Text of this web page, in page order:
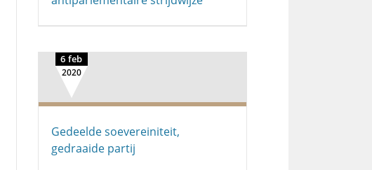
6 feb
2020
Gedeelde soevereiniteit,
gedraaide partij